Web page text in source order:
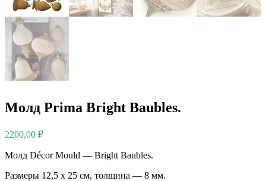
Молд Prima Bright Baubles.
2200,00 ₽
Молд Décor Mould — Bright Baubles.
Размеры 12,5 х 25 см, толщина — 8 мм.